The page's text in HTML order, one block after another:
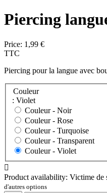
Piercing
Price: 1,99 €
TTC
Piercing pour la langue avec
Couleur
: Violet
Couleur - Noir
Couleur - Rose
Couleur - Turquoise
Couleur - Transparent
Couleur - Violet

Product availability: Victime de
d'autres options